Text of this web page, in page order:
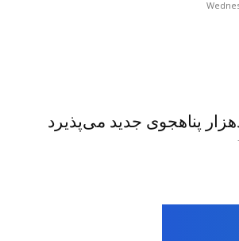
پناهجوی جدید می‌پذیرد